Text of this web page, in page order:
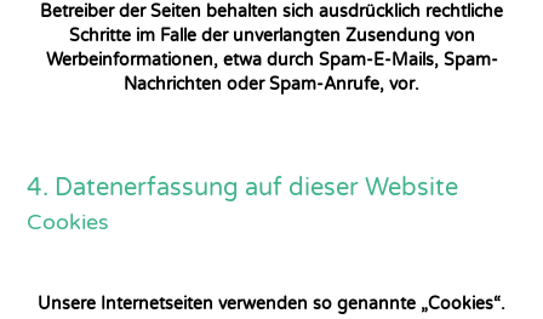
Betreiber der Seiten behalten sich ausdrücklich rechtliche
Schritte im Falle der unverlangten Zusendung von
Werbeinformationen, etwa durch Spam-E-Mails, Spam-
Nachrichten oder Spam-Anrufe, vor.
4. Datenerfassung auf dieser Website
Cookies
Unsere Internetseiten verwenden so genannte „Cookies“.